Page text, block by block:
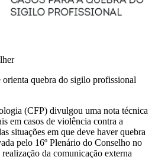
quebra do sigilo profissional
(CFP) divulgou uma nota técnica
em casos de violência contra a
situações em que deve haver quebra
pelo 16º Plenário do Conselho no
da comunicação externa